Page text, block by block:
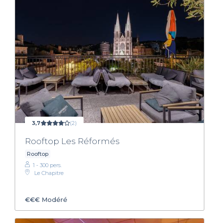
3,7 (2)
Rooftop Les Réformés
Rooftop
1 - 300 pers.
Le Chapitre
€€€ Modéré